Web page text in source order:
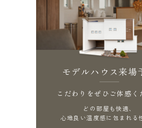
モデルハウス来場
こだわりをぜひご体感く
どの部屋も快適、
心地良い温度感に包まれる